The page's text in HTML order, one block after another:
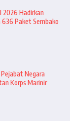
2026 Hadirkan
Paket Sembako
Negara
Korps Marinir